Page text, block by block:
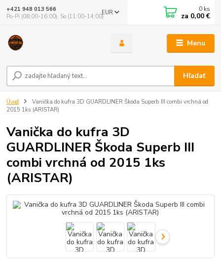
Menu
EUR
Hľadať
+421 948 013 566
Po-Pi (08:00-16:00), So (11:00-14:00)
0 ks
za 0,00 €
Úvod
Vanička do kufra 3D GUARDLINER Škoda Superb III combi vrchná od
2015 1ks (ARISTAR)
Vanička do kufra 3D
GUARDLINER Škoda Superb III
combi vrchná od 2015 1ks
(ARISTAR)